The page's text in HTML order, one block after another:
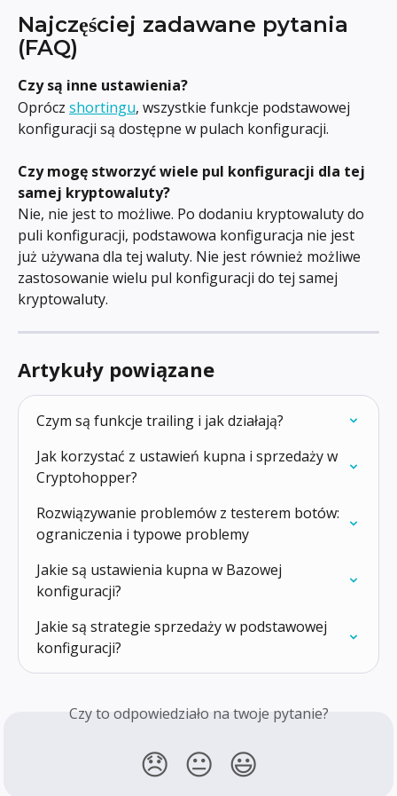
Najczęściej zadawane pytania
(FAQ)
Czy są inne ustawienia?
Oprócz shortingu, wszystkie funkcje podstawowej
konfiguracji są dostępne w pulach konfiguracji.
Czy mogę stworzyć wiele pul konfiguracji dla tej
samej kryptowaluty?
Nie, nie jest to możliwe. Po dodaniu kryptowaluty do
puli konfiguracji, podstawowa konfiguracja nie jest
już używana dla tej waluty. Nie jest również możliwe
zastosowanie wielu pul konfiguracji do tej samej
kryptowaluty.
Artykuły powiązane
Czym są funkcje trailing i jak działają?
Jak korzystać z ustawień kupna i sprzedaży w
Cryptohopper?
Rozwiązywanie problemów z testerem botów:
ograniczenia i typowe problemy
Jakie są ustawienia kupna w Bazowej
konfiguracji?
Jakie są strategie sprzedaży w podstawowej
konfiguracji?
Czy to odpowiedziało na twoje pytanie?
😞 😐 😃